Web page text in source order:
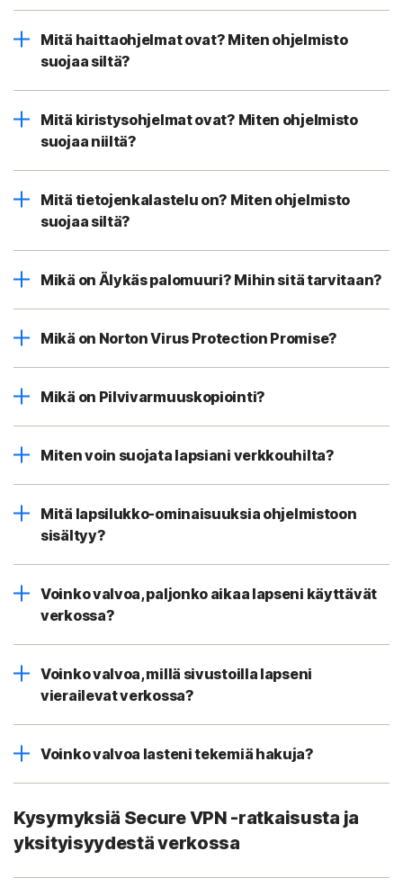
Mitä haittaohjelmat ovat? Miten ohjelmisto
suojaa siltä?
Mitä kiristysohjelmat ovat? Miten ohjelmisto
suojaa niiltä?
Mitä tietojenkalastelu on? Miten ohjelmisto
suojaa siltä?
Mikä on Älykäs palomuuri? Mihin sitä tarvitaan?
Mikä on Norton Virus Protection Promise?
Mikä on Pilvivarmuuskopiointi?
Miten voin suojata lapsiani verkkouhilta?
Mitä lapsilukko-ominaisuuksia ohjelmistoon
sisältyy?
Voinko valvoa, paljonko aikaa lapseni käyttävät
verkossa?
Voinko valvoa, millä sivustoilla lapseni
vierailevat verkossa?
Voinko valvoa lasteni tekemiä hakuja?
Kysymyksiä Secure VPN -ratkaisusta ja
yksityisyydestä verkossa